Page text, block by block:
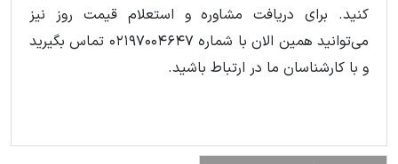
کنید. برای دریافت مشاوره و استعلام قیمت روز نیز
می‌توانید همین الان با شماره ۰۲۱۹۷۰۰۴۶۴۷ تماس بگیرید
و با کارشناسان ما در ارتباط باشید.